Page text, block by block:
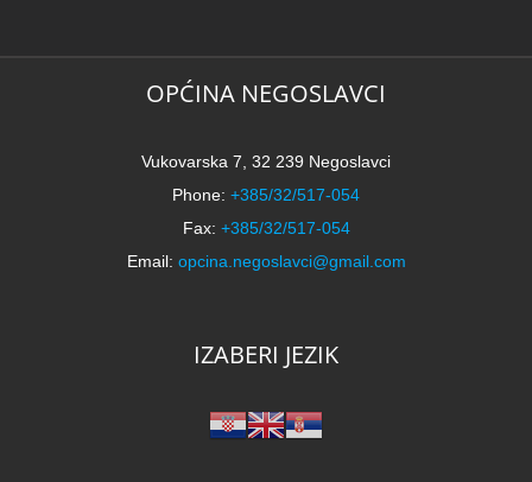
OPĆINA NEGOSLAVCI
Vukovarska 7, 32 239 Negoslavci
Phone: +385/32/517-054
Fax: +385/32/517-054
Email: opcina.negoslavci@gmail.com
IZABERI JEZIK